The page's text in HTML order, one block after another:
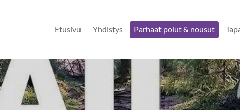
Etusivu Yhdistys Parhaat polut & nousut